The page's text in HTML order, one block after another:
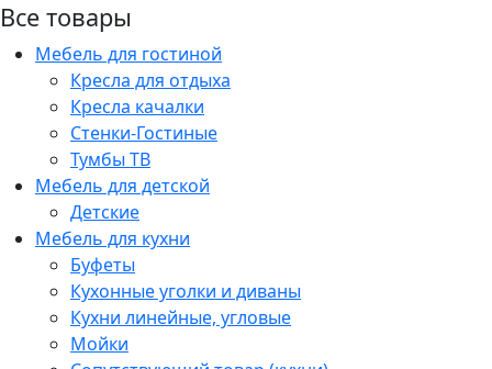
Все товары
Мебель для гостиной
Кресла для отдыха
Кресла качалки
Стенки-Гостиные
Тумбы ТВ
Мебель для детской
Детские
Мебель для кухни
Буфеты
Кухонные уголки и диваны
Кухни линейные, угловые
Мойки